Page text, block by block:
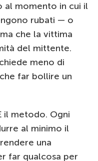
momento in cui il
rubati — o
che la vittima
del mittente.
meno di
far bollire un
il metodo. Ogni
al minimo il
una
far qualcosa per